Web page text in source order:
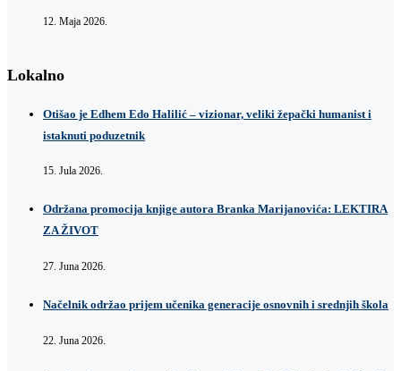
12. Maja 2026.
Lokalno
Otišao je Edhem Edo Halilić – vizionar, veliki žepački humanist i
istaknuti poduzetnik
15. Jula 2026.
Održana promocija knjige autora Branka Marijanovića: LEKTIRA
ZA ŽIVOT
27. Juna 2026.
Načelnik održao prijem učenika generacije osnovnih i srednjih škola
22. Juna 2026.